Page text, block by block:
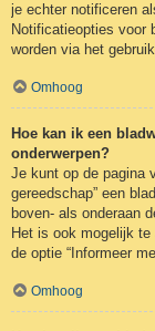
je echter notificeren
Notificatieopties voor
worden via het
Omhoog
Hoe kan ik een
onderwerpen?
Je kunt op de pagina
gereedschap” een
boven- als onderaan
Het is ook mogelijk te
de optie “Informeer
Omhoog